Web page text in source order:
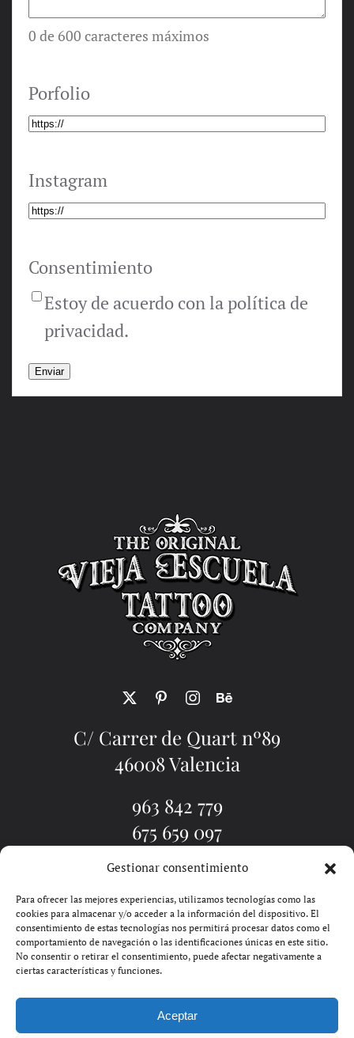
Gestionar consentimiento
Para ofrecer las mejores experiencias, utilizamos tecnologías como las
cookies para almacenar y/o acceder a la información del dispositivo. El
consentimiento de estas tecnologías nos permitirá procesar datos como el
comportamiento de navegación o las identificaciones únicas en este sitio.
No consentir o retirar el consentimiento, puede afectar negativamente a
ciertas características y funciones.
Aceptar
0 de 600 caracteres máximos
Porfolio
Instagram
Consentimiento
Estoy de acuerdo con la política de
privacidad.
C/ Carrer de Quart nº89
46008 Valencia
963 842 779
675 659 097
TATUADORES
TATUAJE VALENCIA
SOLDIN | GOOGLE ADS EN